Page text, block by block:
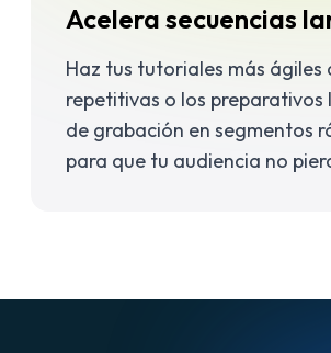
Acelera secuencias
Haz tus tutoriales más
repetitivas o los preparativos
de grabación en segmentos
para que tu audiencia no